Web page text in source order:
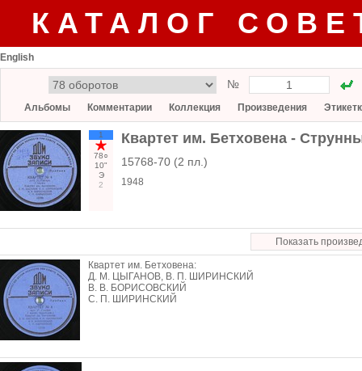
КАТАЛОГ
English
№
Альбомы Комментарии Коллекция Произведения
1
78○
10"
Э
2
Квартет им. Бетховена -
15768-70 (2 пл.)
1948
Показать
Квартет им. Бетховена:
Д. М. ЦЫГАНОВ, В. П. ШИРИНСКИЙ
В. В. БОРИСОВСКИЙ
С. П. ШИРИНСКИЙ